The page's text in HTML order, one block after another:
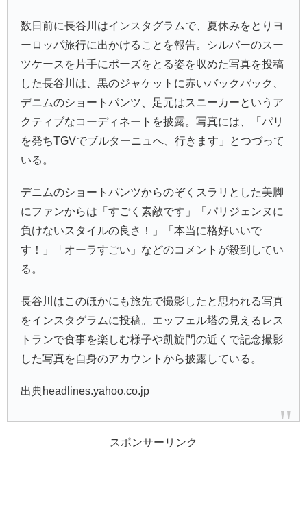
数日前に長谷川はインスタグラムで、夏休みをとりヨ
ーロッパ旅行に出かけることを報告。シルバーのスー
ツケースを片手にポーズをとる姿を収めた写真を投稿
した長谷川は、黒のジャケットに赤いバックパック、
デニムのショートパンツ、足元はスニーカーというア
クティブなコーディネートを披露。写真には、「パリ
を発ちTGVでブルターニュへ、行きます」とつづって
いる。
デニムのショートパンツからのぞくスラリとした美脚
にファンからは「すごく素敵です」「パリジェンヌに
負けないスタイルの良さ！」「本当に格好いいで
す！」「オーラすごい」などのコメントが殺到してい
る。
長谷川はこのほかにも旅先で撮影したと思われる写真
をインスタグラムに投稿。エッフェル塔の見えるレス
トランで食事を楽しむ様子や凱旋門の近くで記念撮影
した写真を自身のアカウントから披露している。
出典headlines.yahoo.co.jp
スポンサーリンク